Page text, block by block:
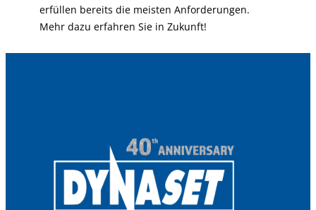
erfüllen bereits die meisten Anforderungen.
Mehr dazu erfahren Sie in Zukunft!